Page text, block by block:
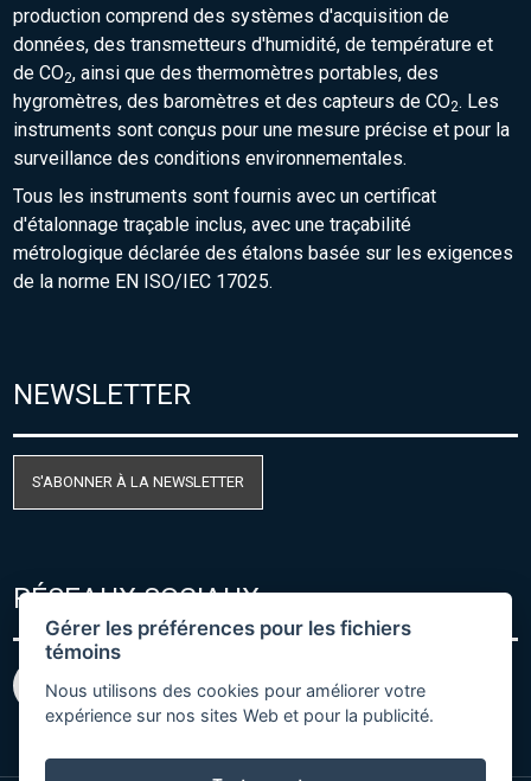
production comprend des systèmes d'acquisition de
données, des transmetteurs d'humidité, de température et
de CO2, ainsi que des thermomètres portables, des
hygromètres, des baromètres et des capteurs de CO2. Les
instruments sont conçus pour une mesure précise et pour la
surveillance des conditions environnementales.
Tous les instruments sont fournis avec un certificat
d'étalonnage traçable inclus, avec une traçabilité
métrologique déclarée des étalons basée sur les exigences
de la norme EN ISO/IEC 17025.
NEWSLETTER
S'ABONNER À LA NEWSLETTER
RÉSEAUX SOCIAUX
Gérer les préférences pour les fichiers
témoins
Nous utilisons des cookies pour améliorer votre
expérience sur nos sites Web et pour la publicité.